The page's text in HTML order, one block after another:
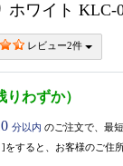
ホワイト KLC-
レビュー2件
わずか）
分以内 のご注文で、最短
]をすると、お客様のご住